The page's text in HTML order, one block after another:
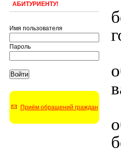
АБИТУРИЕНТУ!
Имя пользователя
Пароль
Приём обращений граждан